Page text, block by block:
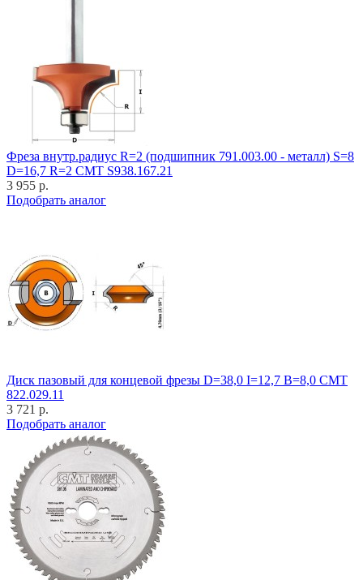
Фреза внутр.радиус R=2 (подшипник 791.003.00 - металл) S=8
D=16,7 R=2 CMT S938.167.21
3 955 р.
Подобрать аналог
Диск пазовый для концевой фрезы D=38,0 I=12,7 B=8,0 CMT
822.029.11
3 721 р.
Подобрать аналог